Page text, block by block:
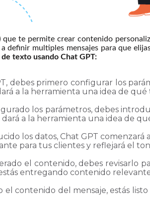
que te permite crear contenido
multiples mensajes para que
texto usando Chat GPT:
debes primero configurar los
a la herramienta una idea de
los parámetros, debes
a la herramienta una idea de
los datos, Chat GPT
para tus clientes y reflejará el
el contenido, debes revisarlo
entregando contenido
el contenido del mensaje, estás